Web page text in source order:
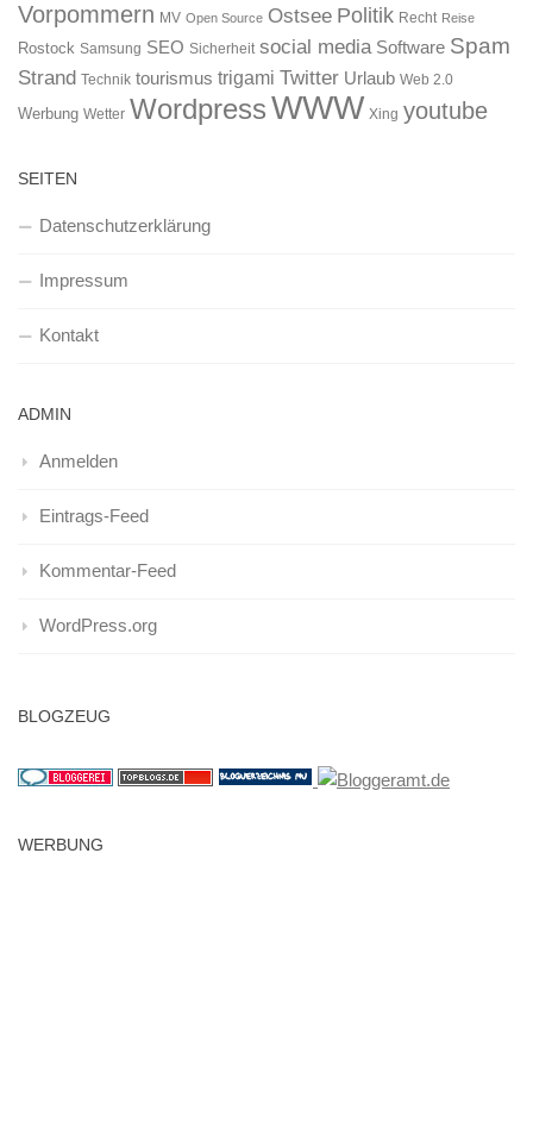
Vorpommern MV Open Source Ostsee Politik Recht Reise
Rostock Samsung SEO Sicherheit social media Software Spam
Strand Technik tourismus trigami Twitter Urlaub Web 2.0
Werbung Wetter WordpressWWW Xing youtube
SEITEN
Datenschutzerklärung
Impressum
Kontakt
ADMIN
Anmelden
Eintrags-Feed
Kommentar-Feed
WordPress.org
BLOGZEUG
WERBUNG